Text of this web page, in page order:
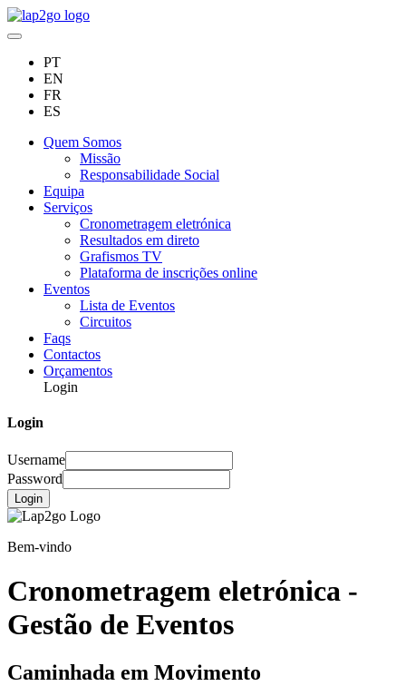
PT
EN
FR
ES
Quem Somos
Missão
Responsabilidade Social
Equipa
Serviços
Cronometragem eletrónica
Resultados em direto
Grafismos TV
Plataforma de inscrições online
Eventos
Lista de Eventos
Circuitos
Faqs
Contactos
Orçamentos
Login
Login
Username
Password
Login
Bem-vindo
Cronometragem eletrónica -
Gestão de Eventos
Caminhada em Movimento